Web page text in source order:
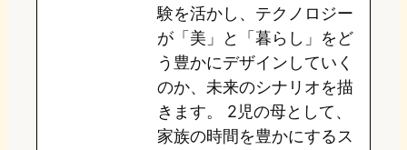
n
験を活かし、テクノロジー
が「美」と「暮らし」をど
う豊かにデザインしていく
のか、未来のシナリオを描
きます。 2児の母として、
家族の時間を豊かにするス